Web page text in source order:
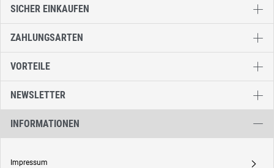
SICHER EINKAUFEN
ZAHLUNGSARTEN
VORTEILE
NEWSLETTER
INFORMATIONEN
Impressum A